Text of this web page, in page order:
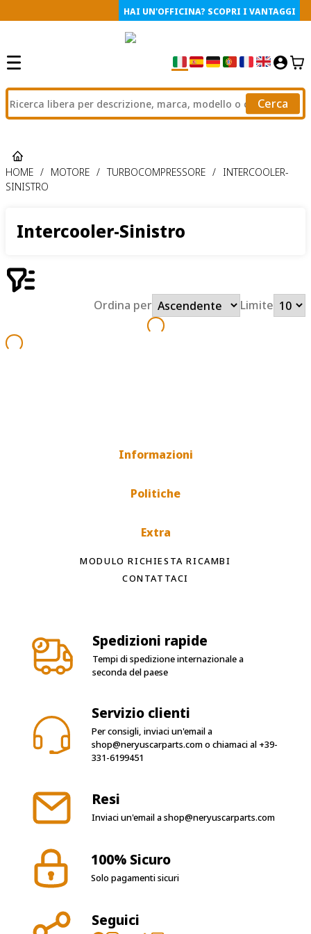
HAI UN'OFFICINA? SCOPRI I VANTAGGI
Cerca
HOME / MOTORE / TURBOCOMPRESSORE / INTERCOOLER-
SINISTRO
Intercooler-Sinistro
Ordina per Limite
Informazioni
Politiche
Extra
MODULO RICHIESTA RICAMBI
CONTATTACI
Spedizioni rapide
Tempi di spedizione internazionale a
seconda del paese
Servizio clienti
Per consigli, inviaci un'email a
shop@neryuscarparts.como chiamaci al +39-
331-6199451
Resi
Inviaci un'email ashop@neryuscarparts.com
100% Sicuro
Solo pagamenti sicuri
Seguici